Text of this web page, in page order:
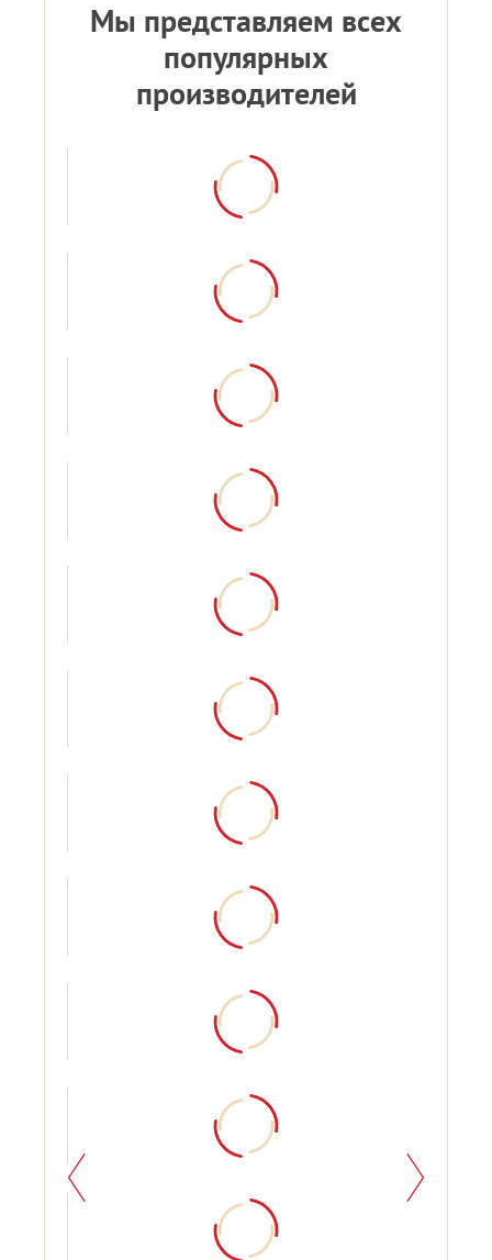
Мы представляем всех
популярных
производителей